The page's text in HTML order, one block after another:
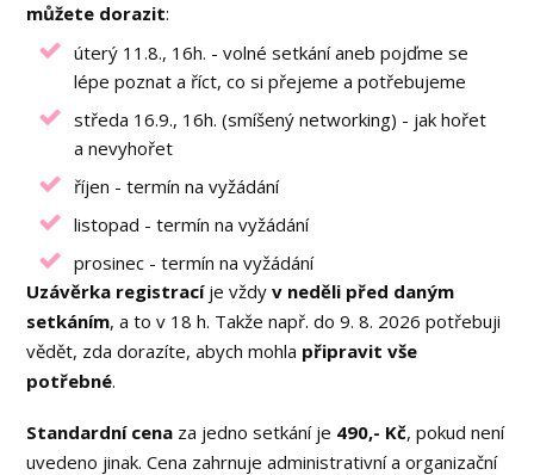
můžete dorazit:
úterý 11.8., 16h. - volné setkání aneb pojďme se
lépe poznat a říct, co si přejeme a potřebujeme
středa 16.9., 16h. (smíšený networking) - jak hořet
a nevyhořet
říjen - termín na vyžádání
listopad - termín na vyžádání
prosinec - termín na vyžádání
Uzávěrka registracíje vždyv neděli před daným
setkáním, a to v 18 h. Takže např. do 9. 8. 2026 potřebuji
vědět, zda dorazíte, abych mohla připravit vše
potřebné.
Standardní cena za jedno setkání je 490,- Kč, pokud není
uvedeno jinak. Cena zahrnuje administrativní a organizační